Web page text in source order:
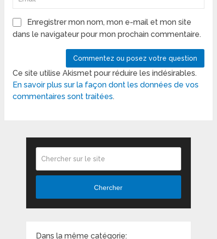
Enregistrer mon nom, mon e-mail et mon site
dans le navigateur pour mon prochain commentaire.
Ce site utilise Akismet pour réduire les indésirables.
En savoir plus sur la façon dont les données de vos
commentaires sont traitées.
Chercher
Dans la même catégorie: